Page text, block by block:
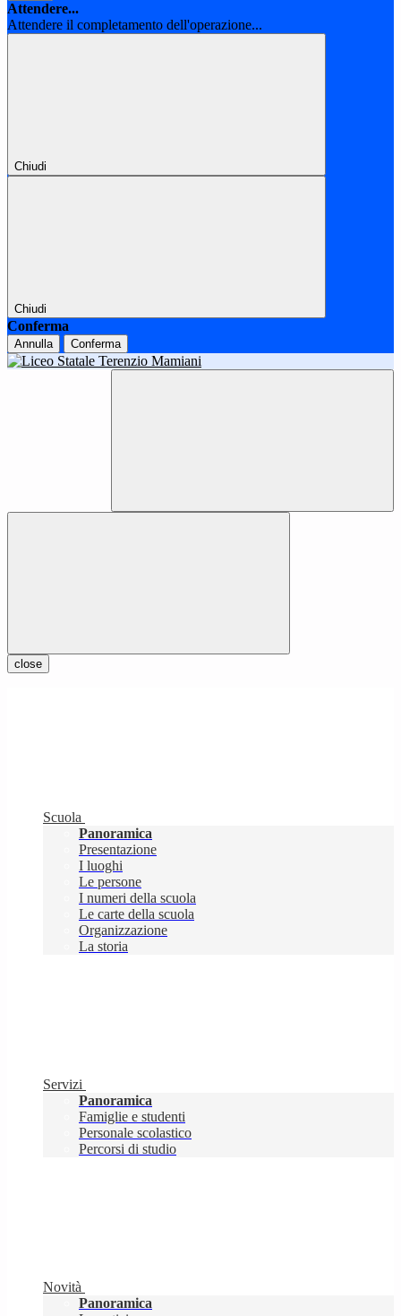
Attendere...
Attendere il completamento dell'operazione...
Chiudi
Chiudi
Conferma
Annulla Conferma
close
Scuola
Panoramica
Presentazione
I luoghi
Le persone
I numeri della scuola
Le carte della scuola
Organizzazione
La storia
Servizi
Panoramica
Famiglie e studenti
Personale scolastico
Percorsi di studio
Novità
Panoramica